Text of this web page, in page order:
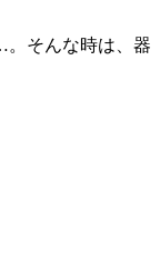
そんな時は、器